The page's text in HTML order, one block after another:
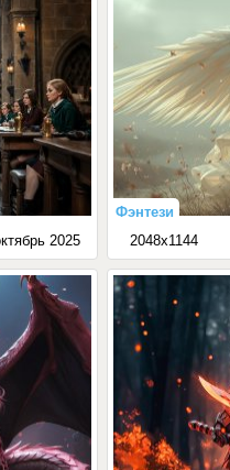
2025
Фэнтези
2048x1144